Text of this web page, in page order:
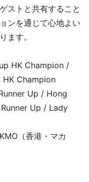
ストと共有すること
ンを通じて心地よい
ます。
HK Champion /
Champion
Up / Hong
Up / Lady
（香港・マカ